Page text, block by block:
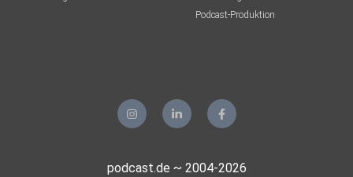
Podcast-Produktion
podcast.de ~ 2004-2026